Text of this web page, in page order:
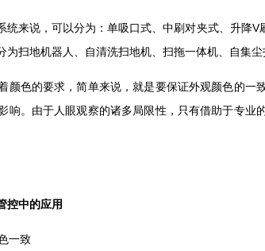
统来说，可以分为：单吸口式、中刷对夹式、升降
扫地机器人、自清洗扫地机、扫拖一体机、自集尘
颜色的要求，简单来说，就是要保证外观颜色的
响。由于人眼观察的诸多局限性，只有借助于专业
控中的应用
一致